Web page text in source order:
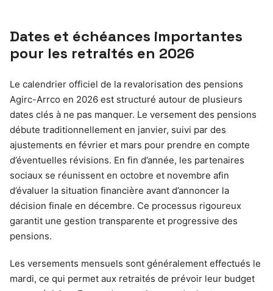
Dates et échéances importantes
pour les retraités en 2026
Le calendrier officiel de la revalorisation des pensions
Agirc-Arrco en 2026 est structuré autour de plusieurs
dates clés à ne pas manquer. Le versement des pensions
débute traditionnellement en janvier, suivi par des
ajustements en février et mars pour prendre en compte
d’éventuelles révisions. En fin d’année, les partenaires
sociaux se réunissent en octobre et novembre afin
d’évaluer la situation financière avant d’annoncer la
décision finale en décembre. Ce processus rigoureux
garantit une gestion transparente et progressive des
pensions.
Les versements mensuels sont généralement effectués le
mardi, ce qui permet aux retraités de prévoir leur budget